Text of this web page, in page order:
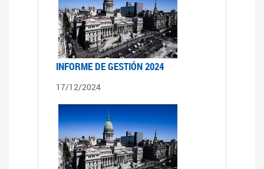
INFORME DE GESTIÓN 2024
17/12/2024